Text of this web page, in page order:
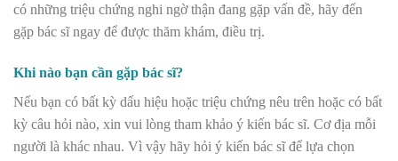
có những triệu chứng nghi ngờ thận đang gặp vấn đề, hãy đến
gặp bác sĩ ngay để được thăm khám, điều trị.
Khi nào bạn cần gặp bác sĩ?
Nếu bạn có bất kỳ dấu hiệu hoặc triệu chứng nêu trên hoặc có bất
kỳ câu hỏi nào, xin vui lòng tham khảo ý kiến bác sĩ. Cơ địa mỗi
người là khác nhau. Vì vậy hãy hỏi ý kiến bác sĩ để lựa chọn